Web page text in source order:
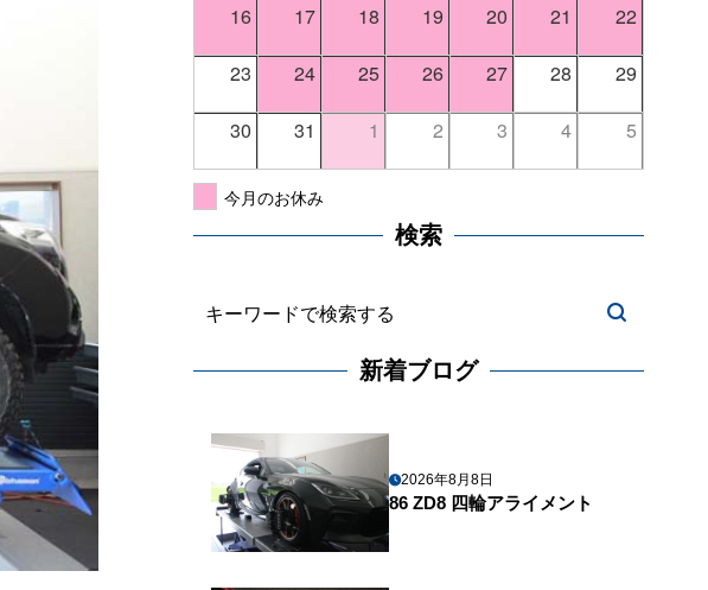
16 17 18 19 20 21 22
23 24 25 26 27 28 29
30 31 1 2 3 4 5
今月のお休み
検索
新着ブログ
2026年8月8日
86 ZD8 四輪アライメント